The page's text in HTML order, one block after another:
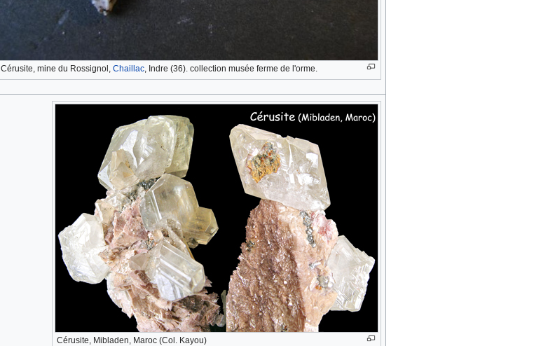
Cérusite, mine du Rossignol, Chaillac, Indre (36). collection musée ferme de l'orme.
Cérusite, Mibladen, Maroc (Col. Kayou)